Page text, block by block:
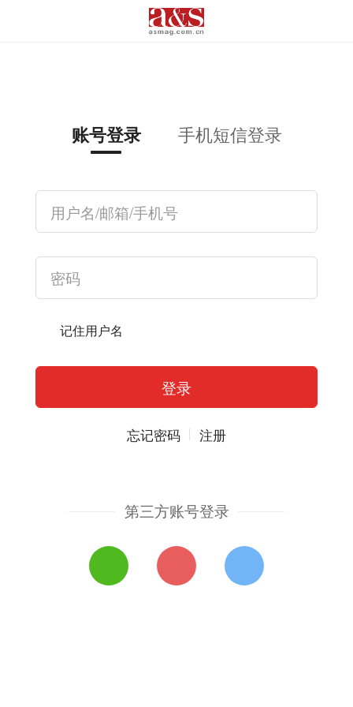
账号登录 手机短信登录
记住用户名
忘记密码 注册
第三方账号登录